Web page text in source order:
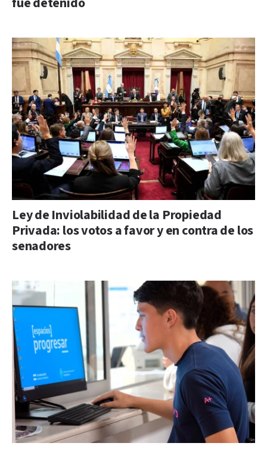
Ley de Inviolabilidad de la Propiedad
Privada: los votos a favor y en contra de los
senadores